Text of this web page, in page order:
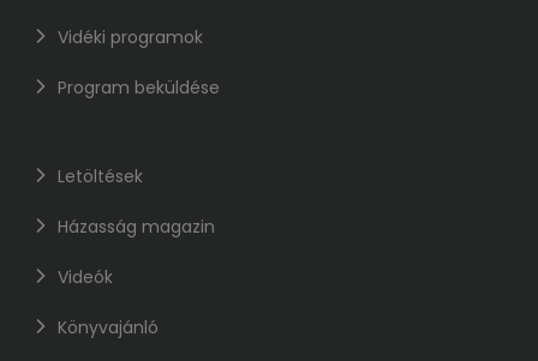
Vidéki programok
Program beküldése
Letöltések
Házasság magazin
Videók
Könyvajánló